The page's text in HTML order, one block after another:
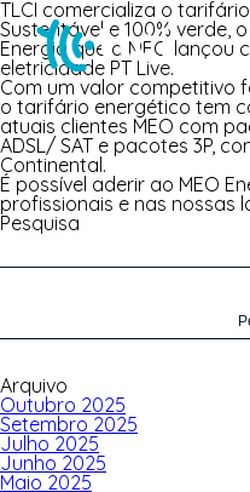
TLCI comercializa o
Sustentável e 100% verde,
Energia que a MEO
eletricidade PT Live.
Com um valor competitivo
o tarifário energético tem
atuais clientes MEO com
ADSL/ SAT e pacotes 3P,
Continental.
É possível aderir ao MEO
profissionais e nas nossas
Pesquisa
Pesquisar
por:
Arquivo
Outubro 2025
Setembro 2025
Julho 2025
Junho 2025
Maio 2025